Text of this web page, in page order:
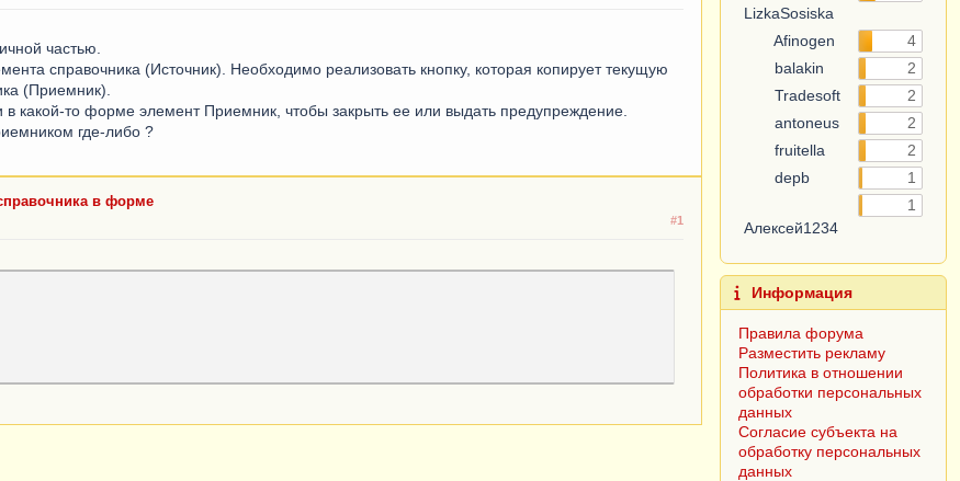
частью.
справочника (Источник). Необходимо реализовать кнопку, которая копирует текущую
(Приемник).
какой-то форме элемент Приемник, чтобы закрыть ее или выдать предупреждение.
где-либо ?
в форме
#1
LizkaSosiska
Afinogen
4
balakin
2
Tradesoft
2
antoneus
2
fruitella
2
depb
1
Алексей1234
1
Информация
Правила форума
Разместить рекламу
Политика в отношении
обработки персональных
данных
Согласие субъекта на
обработку персональных
данных